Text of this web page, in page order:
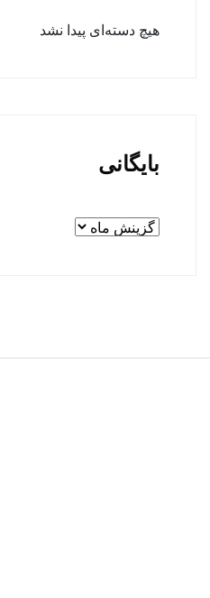
هیچ دسته‌ای پیدا نشد
بایگانی